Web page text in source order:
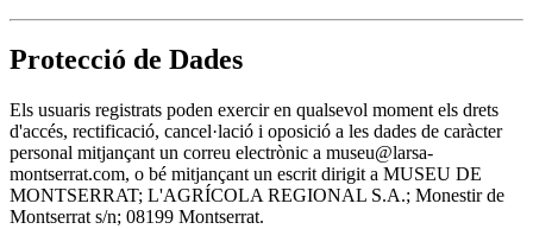
Protecció de Dades
Els usuaris registrats poden exercir en qualsevol moment els drets
d'accés, rectificació, cancel·lació i oposició a les dades de caràcter
personal mitjançant un correu electrònic a museu@larsa-
montserrat.com, o bé mitjançant un escrit dirigit a MUSEU DE
MONTSERRAT; L'AGRÍCOLA REGIONAL S.A.; Monestir de
Montserrat s/n; 08199 Montserrat.